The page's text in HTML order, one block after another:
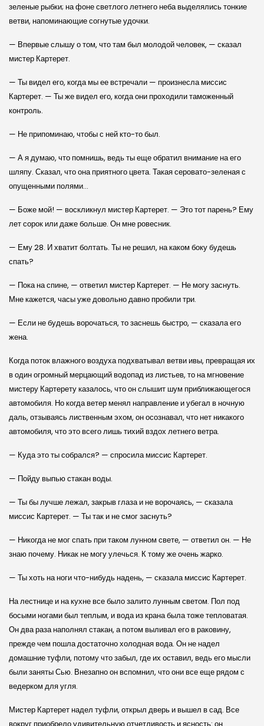
зеленые рыбки; на фоне светлого летнего неба выделялись тонкие
ветви, напоминающие согнутые удочки.
— Впервые слышу о том, что там был молодой человек, — сказал
мистер Картерет.
— Ты видел его, когда мы ее встречали — произнесла миссис
Картерет. — Ты же видел его, когда они проходили таможенный
контроль.
— Не припоминаю, чтобы с ней кто-то был.
— А я думаю, что помнишь, ведь ты еще обратил внимание на его
шляпу. Сказал, что она приятного цвета. Такая серовато-зеленая с
опущенными полями…
— Боже мой! — воскликнул мистер Картерет. — Это тот парень? Ему
лет сорок или даже больше. Он мне ровесник.
— Ему 28. И хватит болтать. Ты не решил, на каком боку будешь
спать?
— Пока на спине, — ответил мистер Картерет. — Не могу заснуть.
Мне кажется, часы уже довольно давно пробили три.
— Если не будешь ворочаться, то заснешь быстро, — сказала его
жена.
Когда поток влажного воздуха подхватывал ветви ивы, превращая их
в один огромный мерцающий водопад из листьев, то на мгновение
мистеру Картерету казалось, что он слышит шум приближающегося
автомобиля. Но когда ветер менял направление и убегал в ночную
даль, отзываясь лиственным эхом, он осознавал, что нет никакого
автомобиля, что это всего лишь тихий вздох летнего ветра.
— Куда это ты собрался? — спросила миссис Картерет.
— Пойду выпью стакан воды.
— Ты бы лучше лежал, закрыв глаза и не ворочаясь, — сказала
миссис Картерет. — Ты так и не смог заснуть?
— Никогда не мог спать при таком лунном свете, — ответил он. — Не
знаю почему. Никак не могу улечься. К тому же очень жарко.
— Ты хоть на ноги что-нибудь надень, — сказала миссис Картерет.
На лестнице и на кухне все было залито лунным светом. Пол под
босыми ногами был теплым, и вода из крана была тоже тепловатая.
Он два раза наполнял стакан, а потом выливал его в раковину,
прежде чем пошла достаточно холодная вода. Он не надел
домашние туфли, потому что забыл, где их оставил, ведь его мысли
были заняты Сью. Внезапно он вспомнил, что они все еще рядом с
ведерком для угля.
Мистер Картерет надел туфли, открыл дверь и вышел в сад. Все